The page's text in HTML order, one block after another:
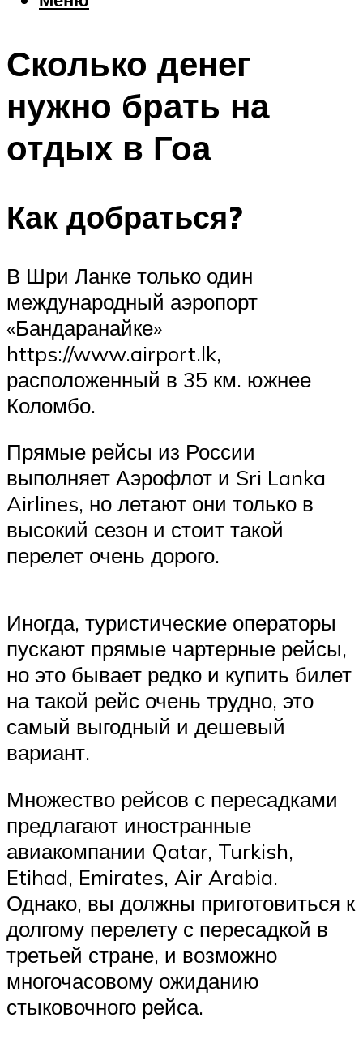
Шоппинг
Что посетить
Меню
Сколько денег
нужно брать на
отдых в Гоа
Как добраться?
В Шри Ланке только один
международный аэропорт
«Бандаранайке»
https://www.airport.lk,
расположенный в 35 км. южнее
Коломбо.
Прямые рейсы из России
выполняет Аэрофлот и Sri Lanka
Airlines, но летают они только в
высокий сезон и стоит такой
перелет очень дорого.
Иногда, туристические операторы
пускают прямые чартерные рейсы,
но это бывает редко и купить билет
на такой рейс очень трудно, это
самый выгодный и дешевый
вариант.
Множество рейсов с пересадками
предлагают иностранные
авиакомпании Qatar, Turkish,
Etihad, Emirates, Air Arabia.
Однако, вы должны приготовиться к
долгому перелету с пересадкой в
третьей стране, и возможно
многочасовому ожиданию
стыковочного рейса.